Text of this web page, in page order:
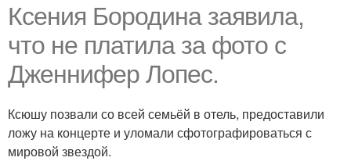
Ксения Бородина заявила,
что не платила за фото с
Дженнифер Лопес.
Ксюшу позвали со всей семьёй в отель, предоставили
ложу на концерте и уломали сфотографироваться с
мировой звездой.